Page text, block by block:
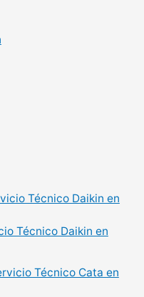
Técnico Daikin en